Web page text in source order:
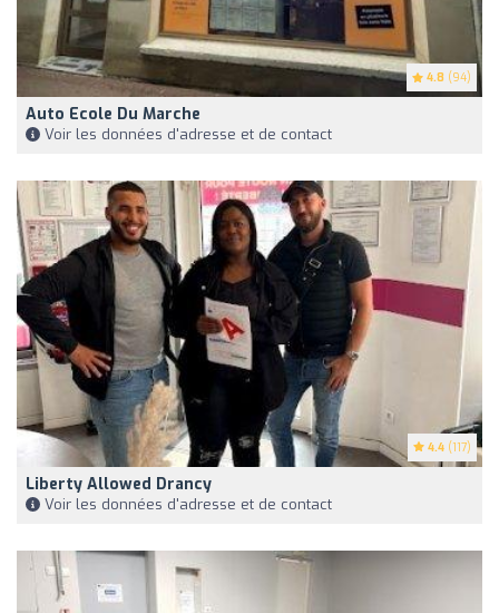
4.8 (94)
Auto Ecole Du Marche
Voir les données d'adresse et de contact
4.4 (117)
Liberty Allowed Drancy
Voir les données d'adresse et de contact